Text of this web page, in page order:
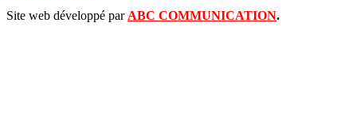
Site web développé par ABC COMMUNICATION.